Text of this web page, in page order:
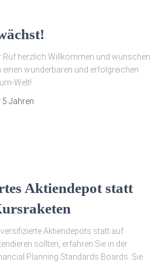
Ruf herzlich Willkommen und wünschen
wunderbaren und erfolgreichen
Welt!
5 Jahren
Aktiendepot statt
Aktiendepots statt auf
sollten, erfahren Sie in der
Planning Standards Boards. Sie